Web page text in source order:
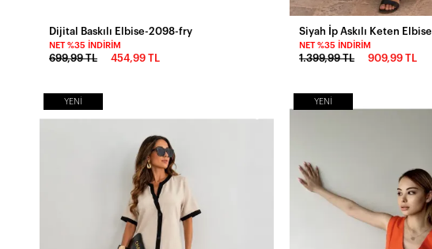
Dijital Baskılı Elbise-2098-fry
NET %35 İNDIRIM
699,99 TL 454,99 TL
Siyah İp Askılı Keten Elbise
NET %35 İNDIRIM
1.399,99 TL 909,99 TL
YENI YENI